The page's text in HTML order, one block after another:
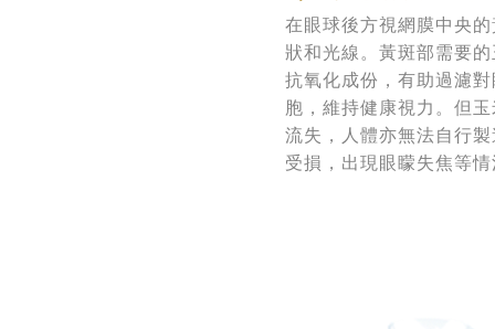
在眼球後方視網膜中央
狀和光線。黃斑部需要
抗氧化成份，有助過濾
胞，維持健康視力。但
流失，人體亦無法自行
受損，出現眼矇失焦等